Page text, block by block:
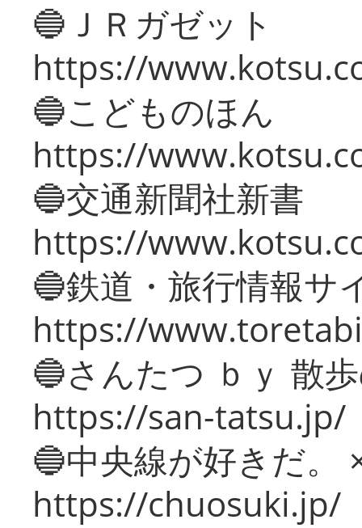
🔵ＪＲガゼット
https://
🔵こどものほん
https://
🔵交通新聞社新書
https://
🔵鉄道・旅行情報サ
https://
🔵さんたつ ｂｙ 散
https://san-tatsu.jp/
🔵中央線が好きだ。
https://chuosuki.jp/